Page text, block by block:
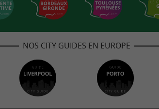
NOS CITY GUIDES EN EUROPE